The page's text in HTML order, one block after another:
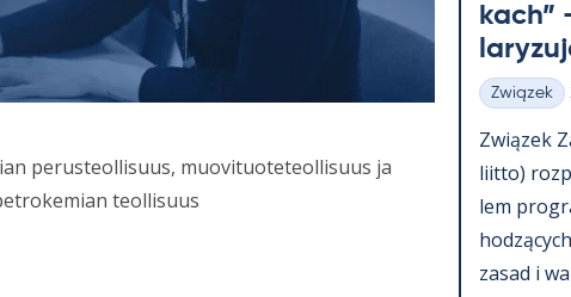
perusteollisuus, muovituoteteollisuus ja
teollisuus
Kategorie
Związek
Związek
liitto)
lem
za­sad i